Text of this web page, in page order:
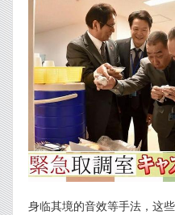
身临其境的音效等手法，这